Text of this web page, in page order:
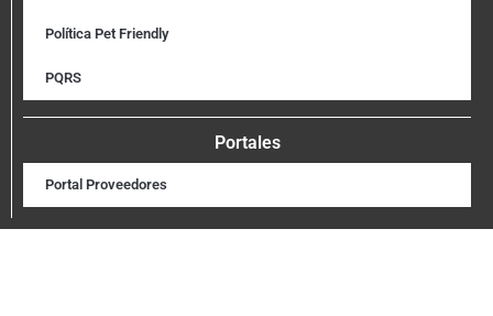
Política Pet Friendly
PQRS
Portales
Portal Proveedores